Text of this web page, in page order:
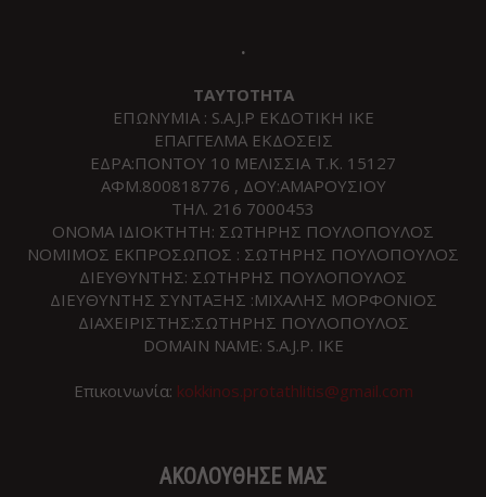
.
ΤΑΥΤΟΤΗΤΑ
ΕΠΩΝΥΜΙΑ : S.A.J.P ΕΚΔΟΤΙΚΗ ΙΚΕ
ΕΠΑΓΓΕΛΜΑ ΕΚΔΟΣΕΙΣ
ΕΔΡΑ:ΠΟΝΤΟΥ 10 ΜΕΛΙΣΣΙΑ Τ.Κ. 15127
ΑΦΜ.800818776 , ΔΟΥ:ΑΜΑΡΟΥΣΙΟΥ
ΤΗΛ. 216 7000453
ΟΝΟΜΑ ΙΔΙΟΚΤΗΤΗ: ΣΩΤΗΡΗΣ ΠΟΥΛΟΠΟΥΛΟΣ
ΝΟΜΙΜΟΣ ΕΚΠΡΟΣΩΠΟΣ : ΣΩΤΗΡΗΣ ΠΟΥΛΟΠΟΥΛΟΣ
ΔΙΕΥΘΥΝΤΗΣ: ΣΩΤΗΡΗΣ ΠΟΥΛΟΠΟΥΛΟΣ
ΔΙΕΥΘΥΝΤΗΣ ΣΥΝΤΑΞΗΣ :ΜΙΧΑΛΗΣ ΜΟΡΦΟΝΙΟΣ
ΔΙΑΧΕΙΡΙΣΤΗΣ:ΣΩΤΗΡΗΣ ΠΟΥΛΟΠΟΥΛΟΣ
DOMAIN NAME: S.A.J.P. IKE
Επικοινωνία: kokkinos.protathlitis@gmail.com
ΑΚΟΛΟΥΘΗΣΕ ΜΑΣ